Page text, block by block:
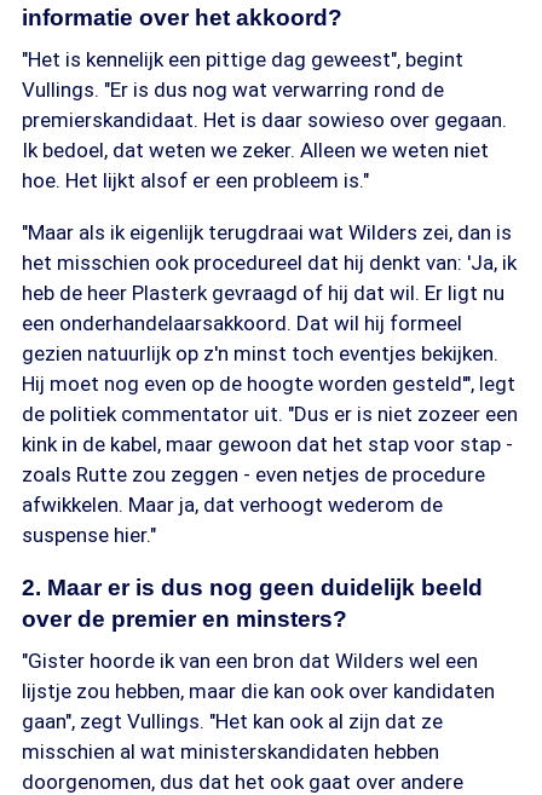
informatie over het akkoord?
"Het is kennelijk een pittige dag geweest", begint
Vullings. "Er is dus nog wat verwarring rond de
premierskandidaat. Het is daar sowieso over gegaan.
Ik bedoel, dat weten we zeker. Alleen we weten niet
hoe. Het lijkt alsof er een probleem is."
"Maar als ik eigenlijk terugdraai wat Wilders zei, dan is
het misschien ook procedureel dat hij denkt van: 'Ja, ik
heb de heer Plasterk gevraagd of hij dat wil. Er ligt nu
een onderhandelaarsakkoord. Dat wil hij formeel
gezien natuurlijk op z'n minst toch eventjes bekijken.
Hij moet nog even op de hoogte worden gesteld'", legt
de politiek commentator uit. "Dus er is niet zozeer een
kink in de kabel, maar gewoon dat het stap voor stap -
zoals Rutte zou zeggen - even netjes de procedure
afwikkelen. Maar ja, dat verhoogt wederom de
suspense hier."
2. Maar er is dus nog geen duidelijk beeld
over de premier en minsters?
"Gister hoorde ik van een bron dat Wilders wel een
lijstje zou hebben, maar die kan ook over kandidaten
gaan", zegt Vullings. "Het kan ook al zijn dat ze
misschien al wat ministerskandidaten hebben
doorgenomen, dus dat het ook gaat over andere